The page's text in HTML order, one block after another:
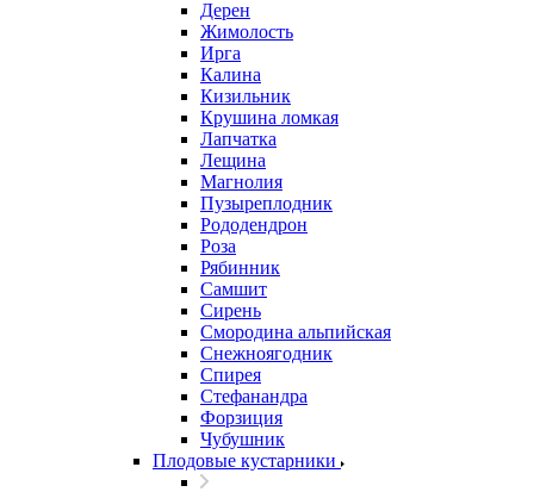
Дерен
Жимолость
Ирга
Калина
Кизильник
Крушина ломкая
Лапчатка
Лещина
Магнолия
Пузыреплодник
Рододендрон
Роза
Рябинник
Самшит
Сирень
Смородина альпийская
Снежноягодник
Спирея
Стефанандра
Форзиция
Чубушник
Плодовые кустарники